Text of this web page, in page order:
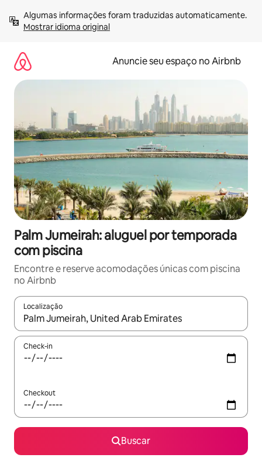
para
Mostrar idioma original
Anuncie seu espaço no Airbnb
Palm Jumeirah: aluguel por temporada
com piscina
Encontre e reserve acomodações únicas com piscina
no Airbnb
Localização
Quando os resultados estiverem disponíveis, explore-os
Check-in
Checkout
Buscar